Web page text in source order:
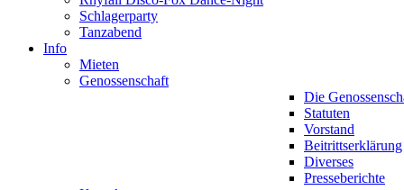
Schlagerparty
Tanzabend
Info
Mieten
Genossenschaft
Die
Statuten
Vorstand
Beitrittserklärung
Diverses
Presseberichte